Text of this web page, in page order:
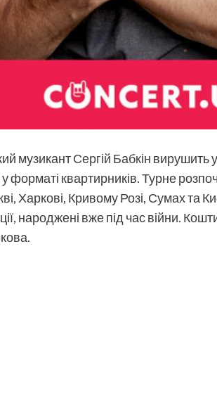
музикантСергій Бабкін вирушить
у форматі квартирників. Турне
Харкові, Кривому Розі, Сумах та
народжені вже під час війни.